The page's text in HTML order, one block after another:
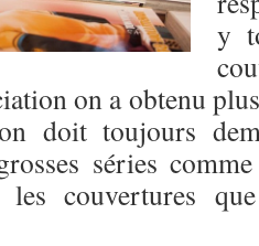
y
on a obtenu
doit toujours
séries
couvertures